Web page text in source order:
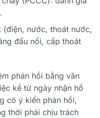
(điện, nước, thoát nước,
đấu nối, cấp thoát
phản hồi bằng văn
kể từ ngày nhận hồ
có ý kiến phản hồi,
thời phải chịu trách